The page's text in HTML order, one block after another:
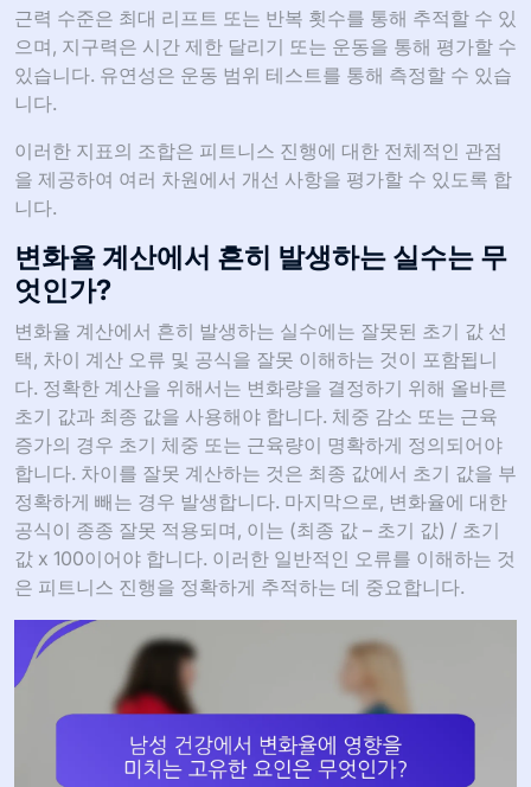
근력 수준은 최대 리프트 또는 반복 횟수를 통해 추적할 수 있
으며, 지구력은 시간 제한 달리기 또는 운동을 통해 평가할 수
있습니다. 유연성은 운동 범위 테스트를 통해 측정할 수 있습
니다.
이러한 지표의 조합은 피트니스 진행에 대한 전체적인 관점
을 제공하여 여러 차원에서 개선 사항을 평가할 수 있도록 합
니다.
변화율 계산에서 흔히 발생하는 실수는 무
엇인가?
변화율 계산에서 흔히 발생하는 실수에는 잘못된 초기 값 선
택, 차이 계산 오류 및 공식을 잘못 이해하는 것이 포함됩니
다. 정확한 계산을 위해서는 변화량을 결정하기 위해 올바른
초기 값과 최종 값을 사용해야 합니다. 체중 감소 또는 근육
증가의 경우 초기 체중 또는 근육량이 명확하게 정의되어야
합니다. 차이를 잘못 계산하는 것은 최종 값에서 초기 값을 부
정확하게 빼는 경우 발생합니다. 마지막으로, 변화율에 대한
공식이 종종 잘못 적용되며, 이는 (최종 값 – 초기 값) / 초기
값 x 100이어야 합니다. 이러한 일반적인 오류를 이해하는 것
은 피트니스 진행을 정확하게 추적하는 데 중요합니다.